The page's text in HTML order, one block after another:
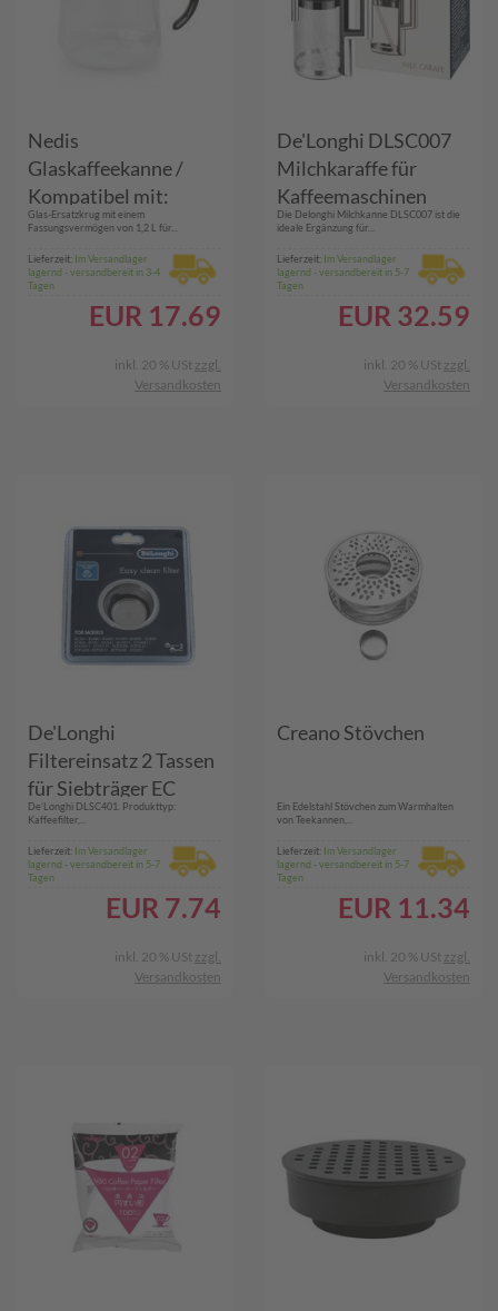
Nedis
Glaskaffeekanne /
Kompatibel mit:
Moccamaster K / KB/
1 0PL / Excellent 10S /
1.2 l / Schwarz
Glas-Ersatzkrug mit einem
Fassungsvermögen von 1,2 L für...
Lieferzeit: Im Versandlager
lagernd - versandbereit in 3-4
Tagen
EUR 17.69
inkl. 20 % USt zzgl.
Versandkosten
De'Longhi DLSC007
Milchkaraffe für
Kaffeemaschinen
Die Delonghi Milchkanne DLSC007 ist die
ideale Ergänzung für...
Lieferzeit: Im Versandlager
lagernd - versandbereit in 5-7
Tagen
EUR 32.59
inkl. 20 % USt zzgl.
Versandkosten
De'Longhi
Filtereinsatz 2 Tassen
für Siebträger EC
De’Longhi DLSC401. Produkttyp:
Kaffeefilter,...
Lieferzeit: Im Versandlager
lagernd - versandbereit in 5-7
Tagen
EUR 7.74
inkl. 20 % USt zzgl.
Versandkosten
Creano Stövchen
Ein Edelstahl Stövchen zum Warmhalten
von Teekannen,...
Lieferzeit: Im Versandlager
lagernd - versandbereit in 5-7
Tagen
EUR 11.34
inkl. 20 % USt zzgl.
Versandkosten